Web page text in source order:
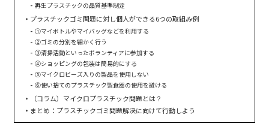
再生プラスチックの品質基準制定
プラスチックゴミ問題に対し個人ができる6つの取組み例
①マイボトルやマイバッグなどを利用する
②ゴミの分別を細かく行う
③清掃活動といったボランティアに参加する
④ショッピングの包装は簡易的にする
⑤マイクロビーズ入りの製品を使用しない
⑥使い捨てのプラスチック製食器の使用を避ける
（コラム）マイクロプラスチック問題とは？
まとめ：プラスチックゴミ問題解決に向けて行動しよう